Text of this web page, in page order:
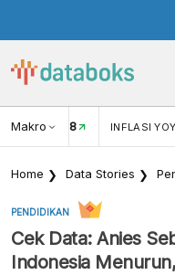
Makro
USD/IDR 18 INFLASI
Home Data Stories
PENDIDIKAN
Cek Data: Anies
Indonesia